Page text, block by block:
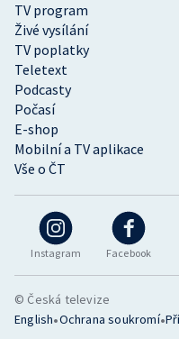
Instagram Facebook
TV program
Živé vysílání
TV poplatky
Teletext
Podcasty
Počasí
E-shop
Mobilní a TV aplikace
Vše o ČT
© Česká televize
English•Ochrana soukromí•